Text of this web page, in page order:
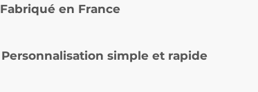
Fabriqué en France
Personnalisation simple et rapide